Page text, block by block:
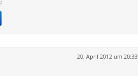
20. April 2012 um 20:33